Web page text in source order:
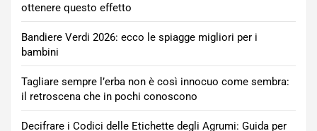
ottenere questo effetto
Bandiere Verdi 2026: ecco le spiagge migliori per i
bambini
Tagliare sempre l’erba non è così innocuo come sembra:
il retroscena che in pochi conoscono
Decifrare i Codici delle Etichette degli Agrumi: Guida per